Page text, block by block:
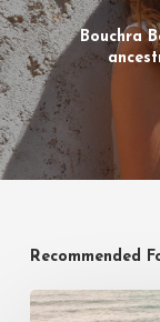
Bouchra
Recommended